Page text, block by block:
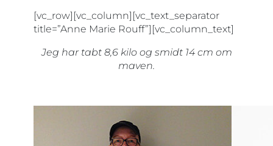
[vc_row][vc_column][vc_text_separator
title=”Anne Marie Rouff”][vc_column_text]
Jeg har tabt 8,6 kilo og smidt 14 cm om
maven.